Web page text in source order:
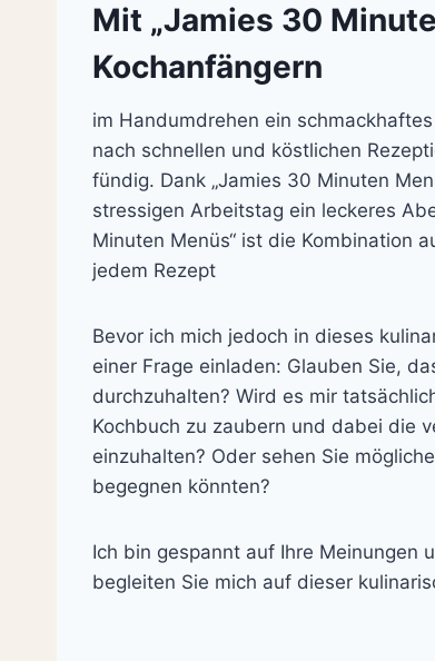
Mit „Jamies 30
Kochanfängern
im Handumdrehen ein
nach schnellen und köstlichen
fündig. Dank „Jamies 30 Minuten
stressigen Arbeitstag ein leckeres
Minuten Menüs“ ist die Kombination
jedem Rezept
Bevor ich mich jedoch in dieses
einer Frage einladen: Glauben Sie,
durchzuhalten? Wird es mir
Kochbuch zu zaubern und dabei die
einzuhalten? Oder sehen Sie
begegnen könnten?
Ich bin gespannt auf Ihre Meinungen
begleiten Sie mich auf dieser